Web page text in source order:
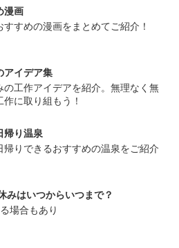
漫画
すめの漫画をまとめてご紹介！
アイデア集
の工作アイデアを紹介。無理なく無
に取り組もう！
帰り温泉
帰りできるおすすめの温泉をご紹介
みはいつからいつまで？
場合もあり